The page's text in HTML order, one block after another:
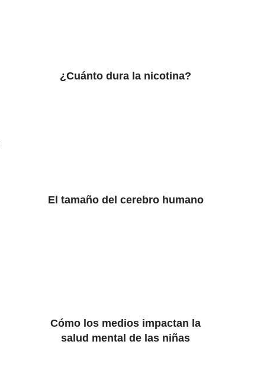
¿Cuánto dura la nicotina?
El tamaño del cerebro humano
Cómo los medios impactan la
salud mental de las niñas